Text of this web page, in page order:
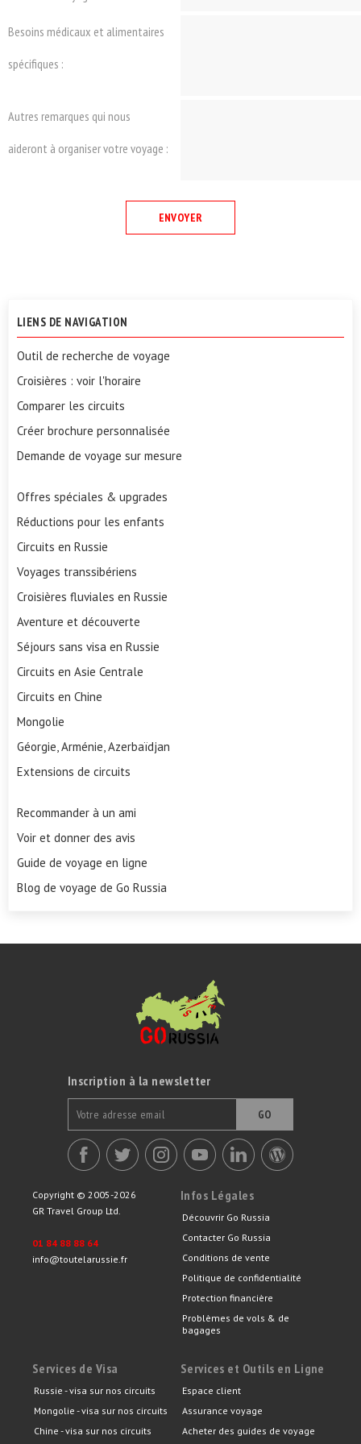
Besoins médicaux et alimentaires
spécifiques :
Autres remarques qui nous
aideront à organiser votre voyage :
LIENS DE NAVIGATION
Outil de recherche de voyage
Croisières : voir l'horaire
Comparer les circuits
Créer brochure personnalisée
Demande de voyage sur mesure
Offres spéciales & upgrades
Réductions pour les enfants
Circuits en Russie
Voyages transsibériens
Croisières fluviales en Russie
Aventure et découverte
Séjours sans visa en Russie
Circuits en Asie Centrale
Circuits en Chine
Mongolie
Géorgie, Arménie, Azerbaïdjan
Extensions de circuits
Recommander à un ami
Voir et donner des avis
Guide de voyage en ligne
Blog de voyage de Go Russia
Inscription à la newsletter
GO
Copyright © 2005-2026
GR Travel Group Ltd.
01 84 88 88 64
info@toutelarussie.fr
Infos Légales
Découvrir Go Russia
Contacter Go Russia
Conditions de vente
Politique de confidentialité
Protection financière
Problèmes de vols & de
bagages
Services de Visa
Russie - visa sur nos circuits
Mongolie - visa sur nos circuits
Chine - visa sur nos circuits
Services et Outils en Ligne
Espace client
Assurance voyage
Acheter des guides de voyage